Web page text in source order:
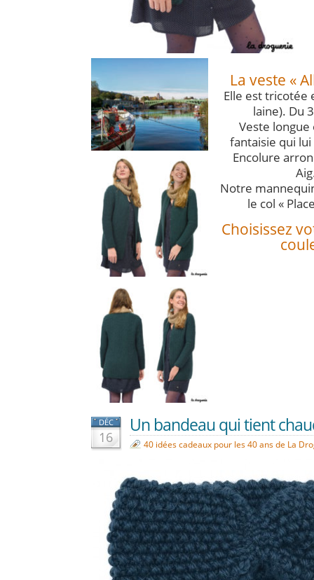
La veste «
Elle est tricotée
laine). Du
Veste
fantaisie qui
Encolure
Notre
le col «
Choisissez
DÉC
16
Un bandeau qui tient
40 idées cadeaux pour les 40 ans de La